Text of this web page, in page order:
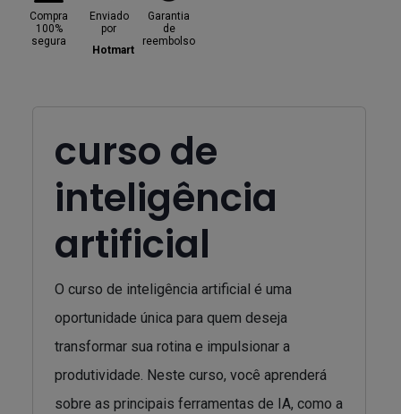
Compra
100%
segura
Enviado
por
Hotmart
Garantia
de
reembolso
curso de
inteligência
artificial
O curso de inteligência artificial é uma
oportunidade única para quem deseja
transformar sua rotina e impulsionar a
produtividade. Neste curso, você aprenderá
sobre as principais ferramentas de IA, como a